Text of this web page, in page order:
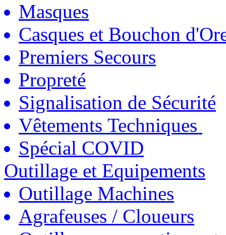
Masques
Casques et Bouchon
Premiers Secours
Propreté
Signalisation de Sécurité
Vêtements Techniques
Spécial COVID
Outillage et Equipements
Outillage Machines
Agrafeuses / Cloueurs